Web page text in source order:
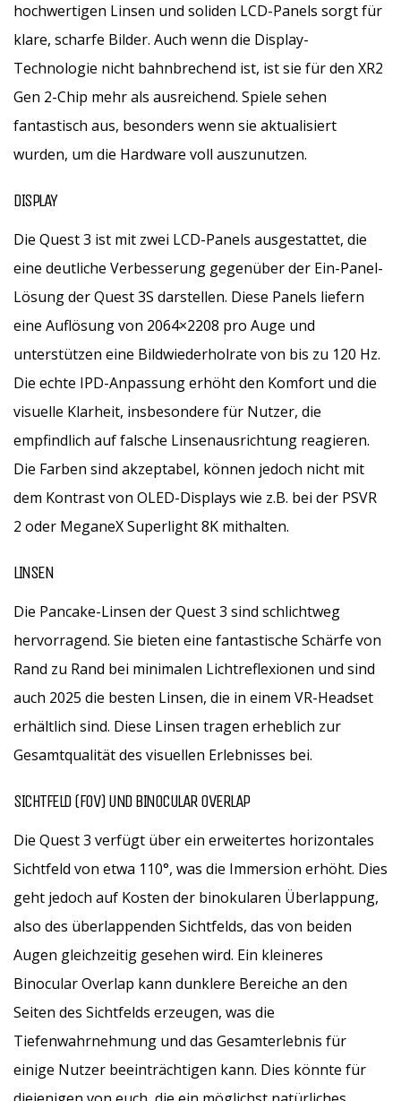
hochwertigen Linsen und soliden LCD-Panels sorgt für
klare, scharfe Bilder. Auch wenn die Display-
Technologie nicht bahnbrechend ist, ist sie für den XR2
Gen 2-Chip mehr als ausreichend. Spiele sehen
fantastisch aus, besonders wenn sie aktualisiert
wurden, um die Hardware voll auszunutzen.
DISPLAY
Die Quest 3 ist mit zwei LCD-Panels ausgestattet, die
eine deutliche Verbesserung gegenüber der Ein-Panel-
Lösung der Quest 3S darstellen. Diese Panels liefern
eine Auflösung von 2064×2208 pro Auge und
unterstützen eine Bildwiederholrate von bis zu 120 Hz.
Die echte IPD-Anpassung erhöht den Komfort und die
visuelle Klarheit, insbesondere für Nutzer, die
empfindlich auf falsche Linsenausrichtung reagieren.
Die Farben sind akzeptabel, können jedoch nicht mit
dem Kontrast von OLED-Displays wie z.B. bei der PSVR
2 oder MeganeX Superlight 8K mithalten.
LINSEN
Die Pancake-Linsen der Quest 3 sind schlichtweg
hervorragend. Sie bieten eine fantastische Schärfe von
Rand zu Rand bei minimalen Lichtreflexionen und sind
auch 2025 die besten Linsen, die in einem VR-Headset
erhältlich sind. Diese Linsen tragen erheblich zur
Gesamtqualität des visuellen Erlebnisses bei.
SICHTFELD (FOV) UND BINOCULAR OVERLAP
Die Quest 3 verfügt über ein erweitertes horizontales
Sichtfeld von etwa 110°, was die Immersion erhöht. Dies
geht jedoch auf Kosten der binokularen Überlappung,
also des überlappenden Sichtfelds, das von beiden
Augen gleichzeitig gesehen wird. Ein kleineres
Binocular Overlap kann dunklere Bereiche an den
Seiten des Sichtfelds erzeugen, was die
Tiefenwahrnehmung und das Gesamterlebnis für
einige Nutzer beeinträchtigen kann. Dies könnte für